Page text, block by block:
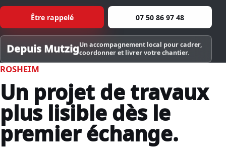
Être rappelé 07 50 86 97 48
Depuis MutzigUn accompagnement local pour cadrer,
coordonner et livrer votre chantier.
ROSHEIM
Un projet de travaux
plus lisible dès le
premier échange.